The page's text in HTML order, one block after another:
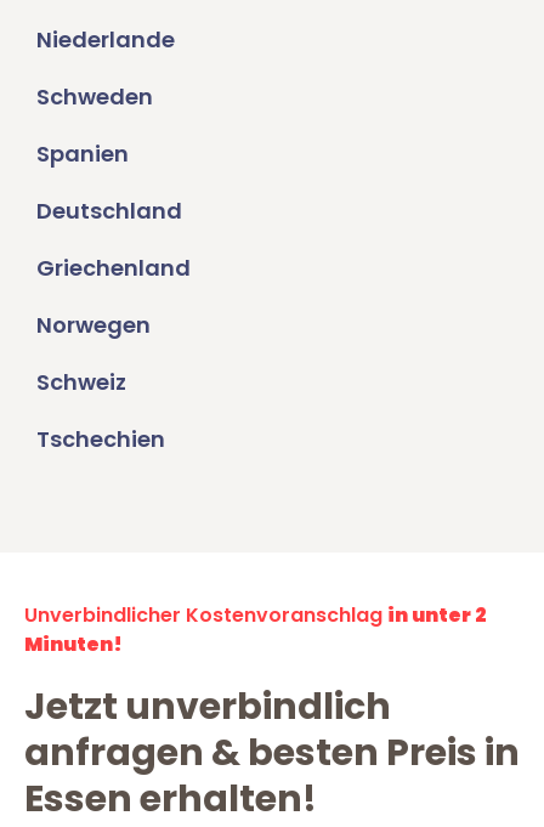
Niederlande
Schweden
Spanien
Deutschland
Griechenland
Norwegen
Schweiz
Tschechien
Unverbindlicher Kostenvoranschlag in unter 2
Minuten!
Jetzt unverbindlich
anfragen & besten Preis in
Essen erhalten!